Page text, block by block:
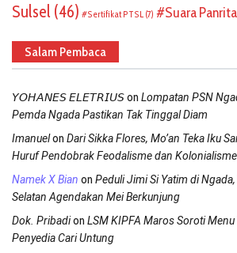
Sulsel (46) Sertifikat PTSL (7) Suara
Salam Pembaca
𝘠𝘖𝘏𝘈𝘕𝘌𝘚 𝘌𝘓𝘌𝘛𝘙𝘐𝘜𝘚on Lompatan PSN
Pemda Ngada Pastikan Tak Tinggal Diam
Imanuelon Dari Sikka Flores, Mo’an Teka Iku
Huruf Pendobrak Feodalisme dan Kolonialisme
Namek X Bian on Peduli Jimi Si Yatim di
Selatan Agendakan Mei Berkunjung
Dok. Pribadion LSM KIPFA Maros Soroti
Penyedia Cari Untung